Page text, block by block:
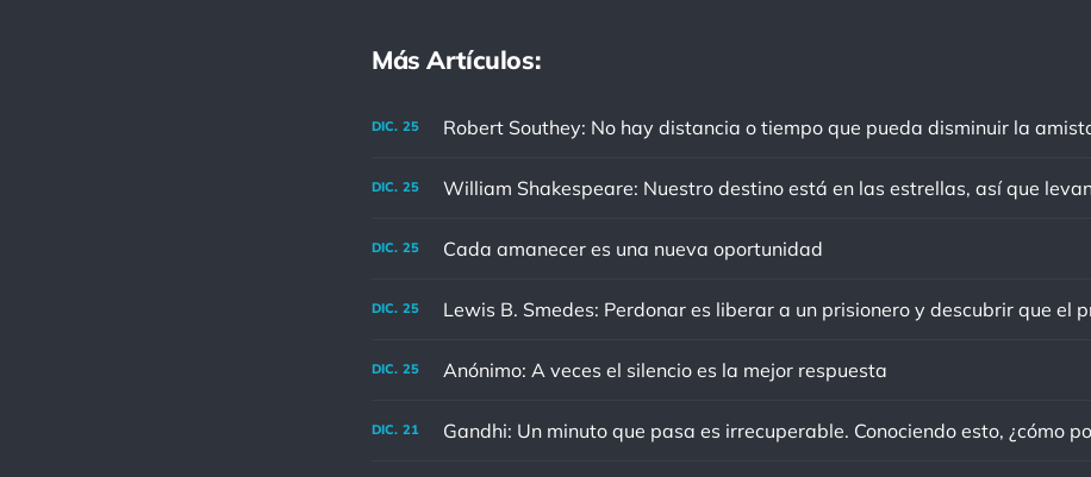
Más Artículos:
DIC. 25
DIC. 25
DIC. 25 Cada amanecer es una nueva oportunidad
DIC. 25
DIC. 25 Anónimo: A veces el silencio es la mejor respuesta
DIC. 21